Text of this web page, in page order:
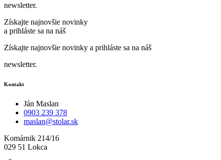
newsletter.
Získajte najnovšie novinky
a prihláste sa na náš
Získajte najnovšie novinky a prihláste sa na náš
newsletter.
Kontakt
Ján Maslan
0903 239 378
maslan@stolar.sk
Komárnik 214/16
029 51 Lokca